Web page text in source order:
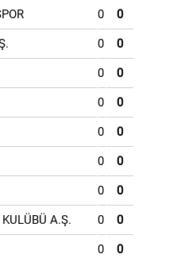
0 0
0 0
0 0
0 0
0 0
0 0
0 0
A.Ş. 0 0
0 0